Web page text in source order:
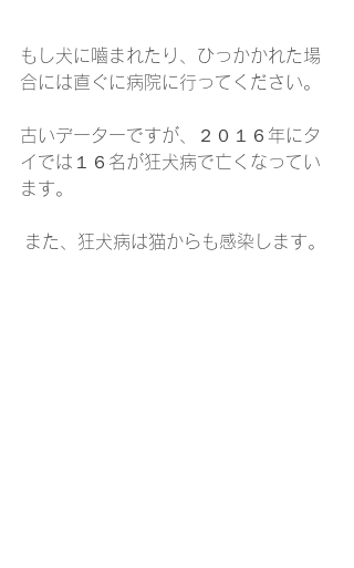
もし犬に嚙まれたり、ひっかかれた場
合には直ぐに病院に行ってください。
古いデーターですが、２０１６年にタ
イでは１６名が狂犬病で亡くなってい
ます。
また、狂犬病は猫からも感染します。